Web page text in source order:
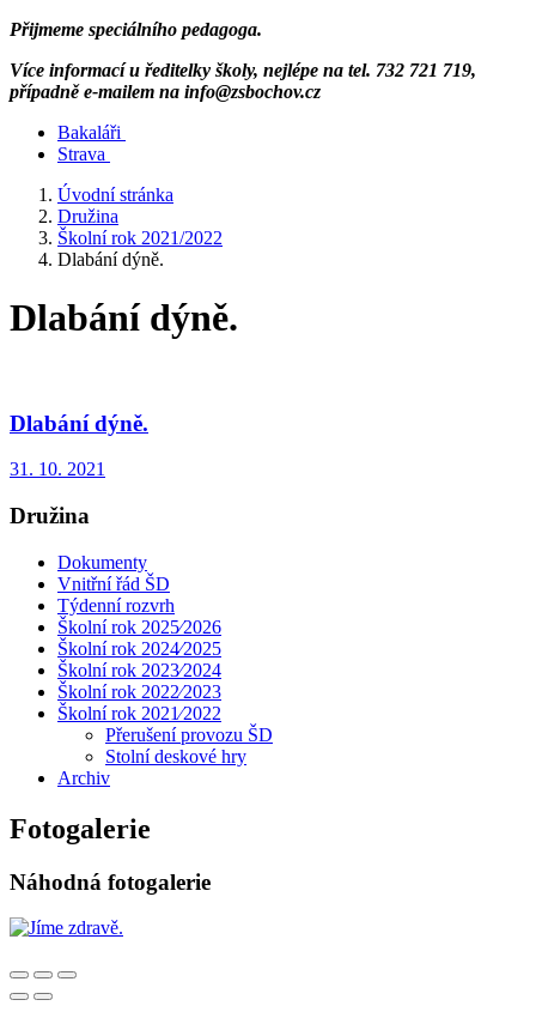
Přijmeme speciálního pedagoga.
Více informací u ředitelky školy, nejlépe na tel. 732 721 719,
případně e-mailem na info@zsbochov.cz
Bakaláři
Strava
Úvodní stránka
Družina
Školní rok 2021/2022
Dlabání dýně.
Dlabání dýně.
Dlabání dýně.
31. 10. 2021
Družina
Dokumenty
Vnitřní řád ŠD
Týdenní rozvrh
Školní rok 2025⁄2026
Školní rok 2024⁄2025
Školní rok 2023⁄2024
Školní rok 2022⁄2023
Školní rok 2021⁄2022
Přerušení provozu ŠD
Stolní deskové hry
Archiv
Fotogalerie
Náhodná fotogalerie